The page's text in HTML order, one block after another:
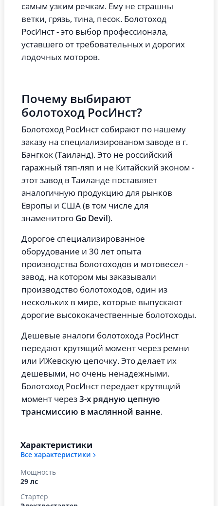
самым узким речкам. Ему не страшны
ветки, грязь, тина, песок. Болотоход
РосИнст - это выбор профессионала,
уставшего от требовательных и дорогих
лодочных моторов.
Почему выбирают
болотоход РосИнст?
Болотоход РосИнст собирают по нашему
заказу на специализированом заводе в г.
Бангкок (Таиланд). Это не российский
гаражный тяп-ляп и не Китайский эконом -
этот завод в Таиланде поставляет
аналогичную продукцию для рынков
Европы и США (в том числе для
знаменитого Go Devil).
Дорогое специализированное
оборудование и 30 лет опыта
производства болотоходов и мотовесел -
завод, на котором мы заказывали
производство болотоходов, один из
нескольких в мире, которые выпускают
дорогие высококачественные болотоходы.
Дешевые аналоги болотохода РосИнст
передают крутящий момент через ремни
или ИЖевскую цепочку. Это делает их
дешевыми, но очень ненадежными.
Болотоход РосИнст передает крутящий
момент через3-х рядную цепную
трансмиссию в маслянной ванне.
Характеристики
Все характеристики
Мощность
29 лс
Стартер